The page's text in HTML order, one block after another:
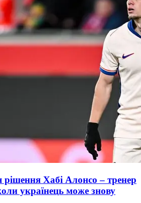
Хабі Алонсо – тренер
українець може знову